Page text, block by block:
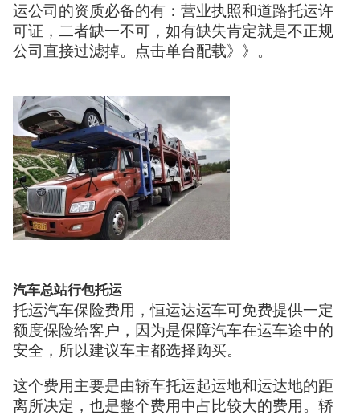
运公司的资质必备的有：营业执照和道路托运许
可证，二者缺一不可，如有缺失肯定就是不正规
公司直接过滤掉。点击单台配载》》。
汽车总站行包托运
托运汽车保险费用，恒运达运车可免费提供一定
额度保险给客户，因为是保障汽车在运车途中的
安全，所以建议车主都选择购买。
这个费用主要是由轿车托运起运地和运达地的距
离所决定，也是整个费用中占比较大的费用。轿